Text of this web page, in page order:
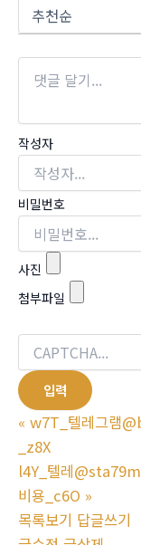
작성자
비밀번호
사진
첨부파일
« w7T_텔레그램
_z8X
l4Y_텔레
비용_c6O »
목록보기 답글쓰기